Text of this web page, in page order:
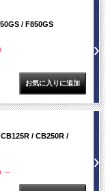
/ F850GS
/ CB250R /
～